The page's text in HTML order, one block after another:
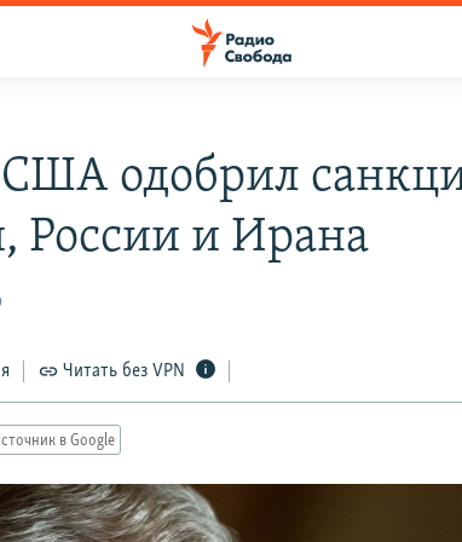
одобрил
России и Ирана
Читать без VPN
в Google